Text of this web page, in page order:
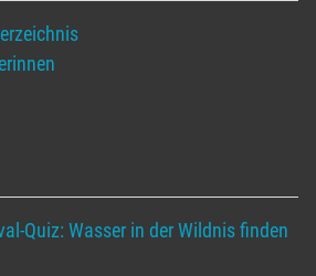
Quiz: Wasser in der Wildnis finden